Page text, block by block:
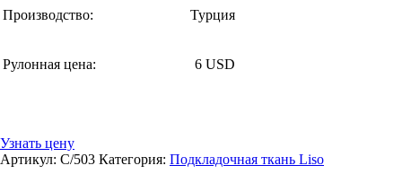
Производство: Турция
Рулонная цена: 6 USD
Узнать цену
Артикул: C/503 Категория: Подкладочная ткань Liso